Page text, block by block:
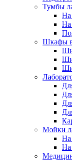
Тумбы
На
На
Шкафы
Мойки
На
На